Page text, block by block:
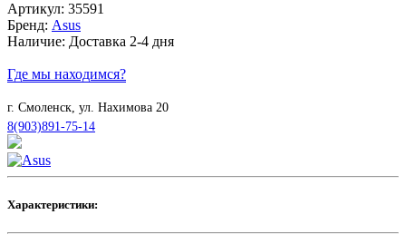
Артикул: 35591
Бренд: Asus
Наличие: Доставка 2-4 дня
Где мы находимся?
г. Смоленск, ул. Нахимова 20
8(903)891-75-14
Характеристики: